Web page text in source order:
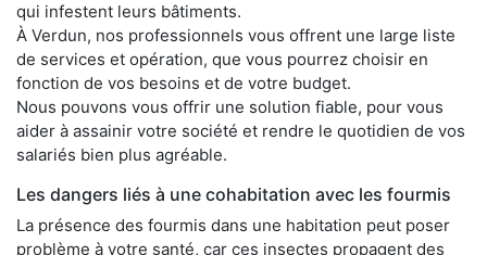
qui infestent leurs bâtiments.
À Verdun, nos professionnels vous offrent une large liste
de services et opération, que vous pourrez choisir en
fonction de vos besoins et de votre budget.
Nous pouvons vous offrir une solution fiable, pour vous
aider à assainir votre société et rendre le quotidien de vos
salariés bien plus agréable.
Les dangers liés à une cohabitation avec les fourmis
La présence des fourmis dans une habitation peut poser
problème à votre santé, car ces insectes propagent des